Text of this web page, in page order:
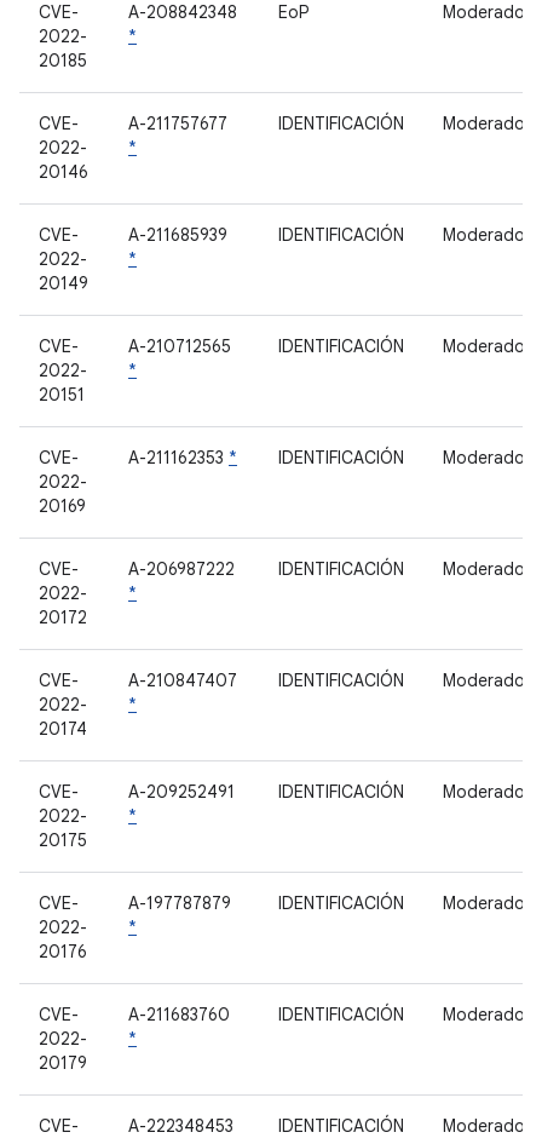
CVE-
2022-
20185
A-208842348
*
EoP Moderado
CVE-
2022-
20146
A-211757677
*
IDENTIFICACIÓN Moderado
CVE-
2022-
20149
A-211685939
*
IDENTIFICACIÓN Moderado
CVE-
2022-
20151
A-210712565
*
IDENTIFICACIÓN Moderado
CVE-
2022-
20169
A-211162353 * IDENTIFICACIÓN Moderado
CVE-
2022-
20172
A-206987222
*
IDENTIFICACIÓN Moderado
CVE-
2022-
20174
A-210847407
*
IDENTIFICACIÓN Moderado
CVE-
2022-
20175
A-209252491
*
IDENTIFICACIÓN Moderado
CVE-
2022-
20176
A-197787879
*
IDENTIFICACIÓN Moderado
CVE-
2022-
20179
A-211683760
*
IDENTIFICACIÓN Moderado
CVE-
A-222348453
IDENTIFICACIÓN Moderado